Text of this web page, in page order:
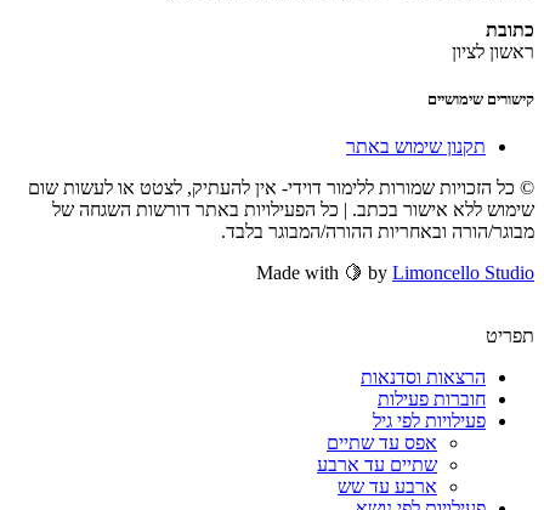
כתובת
ראשון לציון
קישורים שימושיים
תקנון שימוש באתר
© כל הזכויות שמורות ללימור דוידי- אין להעתיק, לצטט או לעשות שום
שימוש ללא אישור בכתב. | כל הפעילויות באתר דורשות השגחה של
מבוגר/הורה ובאחריות ההורה/המבוגר בלבד.
Made with 🍋 by Limoncello Studio
תפריט
הרצאות וסדנאות
חוברות פעילות
פעילויות לפי גיל
אפס עד שתיים
שתיים עד ארבע
ארבע עד שש